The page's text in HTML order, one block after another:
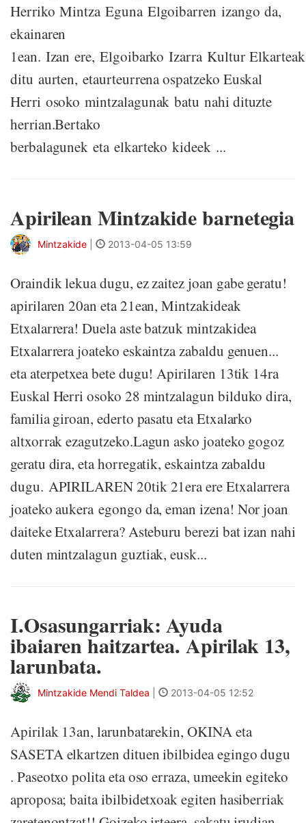
Herriko Mintza Eguna Elgoibarren izango da,
ekainaren
1ean. Izan ere, Elgoibarko Izarra Kultur
ditu aurten, etaurteurrena ospatzeko Euskal
Herri osoko mintzalagunak batu nahi dituzte
herrian.Bertako
berbalagunek eta elkarteko kideek ...
Apirilean Mintzakide barnetegia
Mintzakide 2013-04-05 13:59
Oraindik lekua dugu, ez zaitez joan gabe geratu!
apirilaren 20an eta 21ean, Mintzakideak
Etxalarrera! Duela aste batzuk mintzakidea
Etxalarrera joateko eskaintza zabaldu genuen...
eta aterpetxea bete dugu! Apirilaren 13tik 14ra
Euskal Herri osoko 28 mintzalagun bilduko dira,
familia giroan, ederto pasatu eta Etxalarko
altxorrak ezagutzeko.Lagun asko joateko gogoz
geratu dira, eta horregatik, eskaintza zabaldu
dugu. APIRILAREN 20tik 21era ere Etxalarrera
joateko aukera egongo da, eman izena! Nor joan
daiteke Etxalarrera? Asteburu berezi bat izan nahi
duten mintzalagun guztiak, eusk...
I.Osasungarriak: Ayuda
ibaiaren haitzartea. Apirilak 13,
larunbata.
Mintzakide Mendi Taldea 2013-04-05 12:52
Apirilak 13an, larunbatarekin, OKINA eta
SASETA elkartzen dituen ibilbidea egingo dugu
. Paseotxo polita eta oso erraza, umeekin egiteko
aproposa; baita ibilbidetxoak egiten hasiberriak